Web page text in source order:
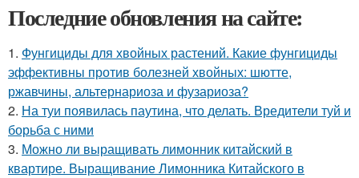
Последние обновления на сайте:
1. Фунгициды для хвойных растений. Какие фунгициды
эффективны против болезней хвойных: шютте,
ржавчины, альтернариоза и фузариоза?
2. На туи появилась паутина, что делать. Вредители туй и
борьба с ними
3. Можно ли выращивать лимонник китайский в
квартире. Выращивание Лимонника Китайского в